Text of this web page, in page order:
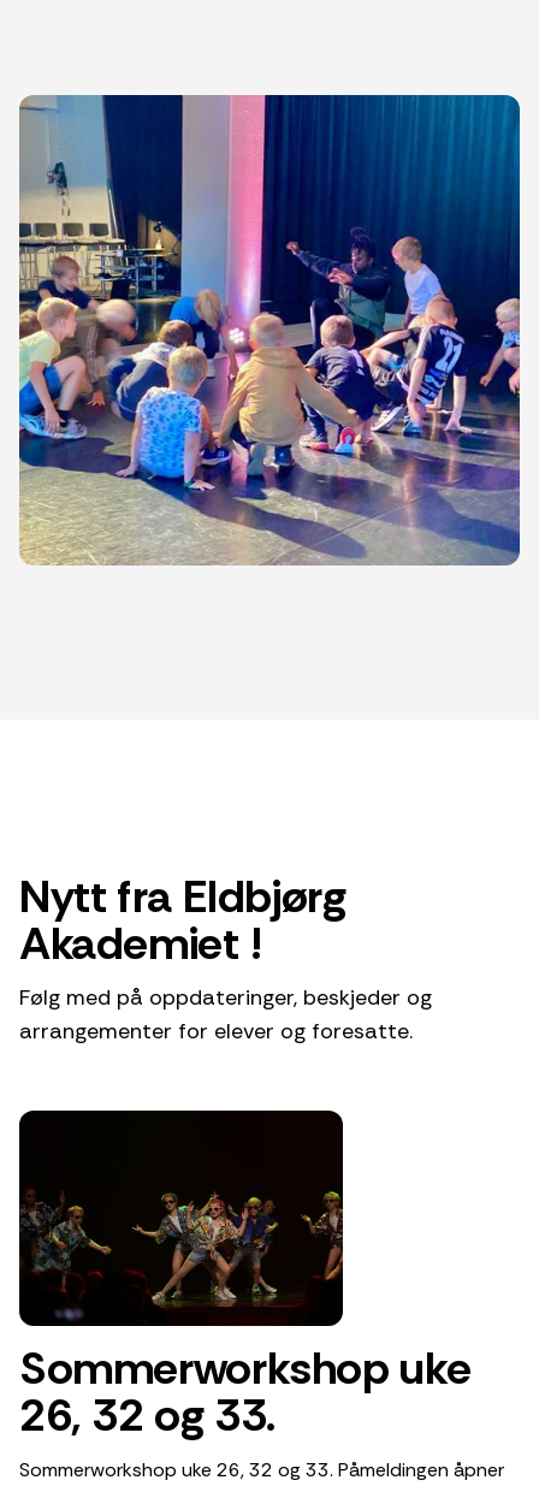
Nytt fra Eldbjørg
Akademiet !
Følg med på oppdateringer, beskjeder og
arrangementer for elever og foresatte.
Sommerworkshop uke
26, 32 og 33.
Sommerworkshop uke 26, 32 og 33. Påmeldingen åpner